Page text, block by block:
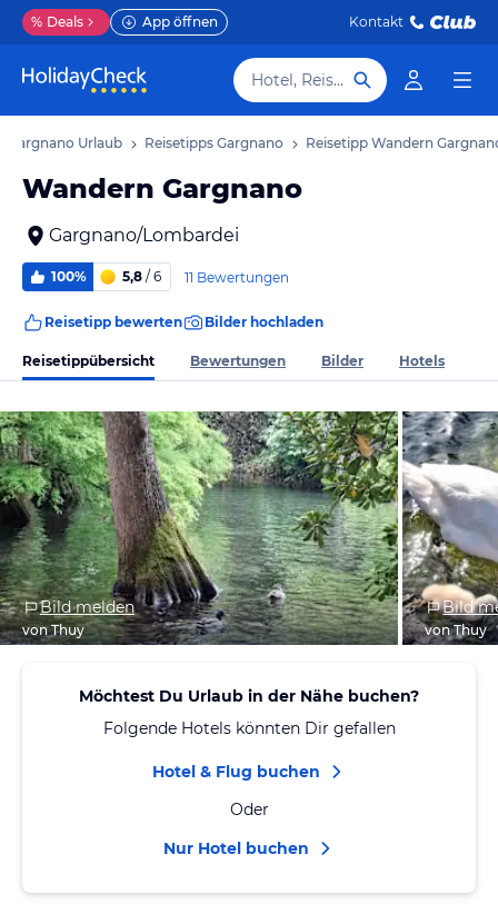
% Deals App öffnen Kontakt
Hotel, Reiseziel
Gargnano Urlaub Reisetipps Gargnano Reisetipp Wandern
Wandern Gargnano
Gargnano/Lombardei
100% 5,8 / 6 11 Bewertungen
Reisetipp bewerten Bilder hochladen
Reisetippübersicht Bewertungen Bilder Hotels
Bild melden
von Thuy
Bild
von Thuy
Möchtest Du Urlaub in der Nähe buchen?
Folgende Hotels könnten Dir gefallen
Hotel & Flug buchen
Oder
Nur Hotel buchen